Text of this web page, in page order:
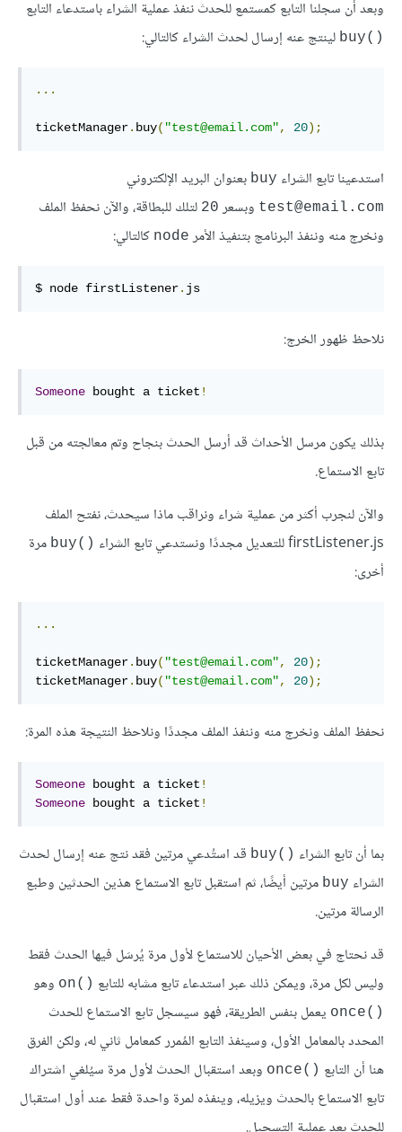
وبعد أن سجلنا التابع كمستمع للحدث ننفذ عملية الشراء باستدعاء التابع
‎buy()‎ لينتج عنه إرسال لحدث الشراء كالتالي:
...
ticketManager. buy( "test@email.com", 20);
استدعينا تابع الشراء ‎buy‎ بعنوان البريد الإلكتروني
‎test@email.com‎ وبسعر ‎20‎ لتلك للبطاقة، والآن نحفظ الملف
ونخرج منه وننفذ البرنامج بتنفيذ الأمر ‎node‎ كالتالي:
$ node firstListener. js
نلاحظ ظهور الخرج:
Someone bought a ticket !
بذلك يكون مرسل الأحداث قد أرسل الحدث بنجاح وتم معالجته من قبل
تابع الاستماع.
والآن لنجرب أكثر من عملية شراء ونراقب ماذا سيحدث، نفتح الملف
‎firstListener.js‎ للتعديل مجددًا ونستدعي تابع الشراء
‎buy()‎ مرة
أخرى:
...
ticketManager. buy( "test@email.com", 20);
ticketManager. buy( "test@email.com", 20);
نحفظ الملف ونخرج منه وننفذ الملف مجددًا ونلاحظ النتيجة هذه المرة:
Someone bought a ticket !
Someone bought a ticket !
بما أن تابع الشراء ‎buy()‎ قد استُدعي مرتين فقد نتج عنه إرسال لحدث
الشراء ‎buy‎ مرتين أيضًا، ثم استقبل تابع الاستماع هذين الحدثين وطبع
الرسالة مرتين.
قد نحتاج في بعض الأحيان للاستماع لأول مرة يُرسَل فيها الحدث فقط
وليس لكل مرة، ويمكن ذلك عبر استدعاء تابع مشابه للتابع ‎on()‎ وهو
‎once()‎ يعمل بنفس الطريقة، فهو سيسجل تابع الاستماع للحدث
المحدد بالمعامل الأول، وسينفذ التابع المُمرر كمعامل ثاني له، ولكن الفرق
هنا أن التابع ‎once()‎ وبعد استقبال الحدث لأول مرة سيُلغي اشتراك
تابع الاستماع بالحدث ويزيله، وينفذه لمرة واحدة فقط عند أول استقبال